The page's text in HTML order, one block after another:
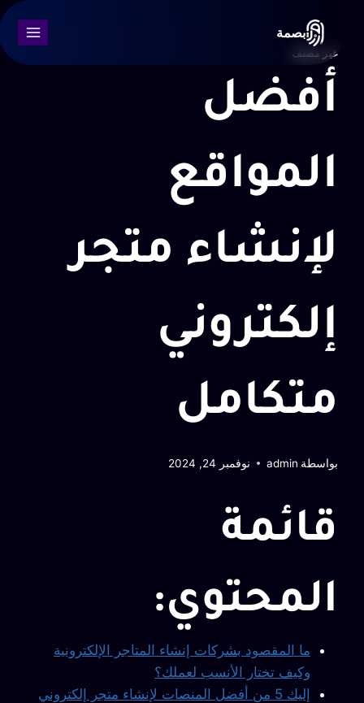
بصمة
غير مصنف
أفضل
المواقع
لإنشاء متجر
إلكتروني
متكامل
بواسطة admin نوفمبر 24, 2024
قائمة
المحتوي:
ما المقصود بشركات إنشاء المتاجر الإلكترونية
وكيف تختار الأنسب لعملك؟
إليك 5 من أفضل المنصات لإنشاء متجر إلكتروني